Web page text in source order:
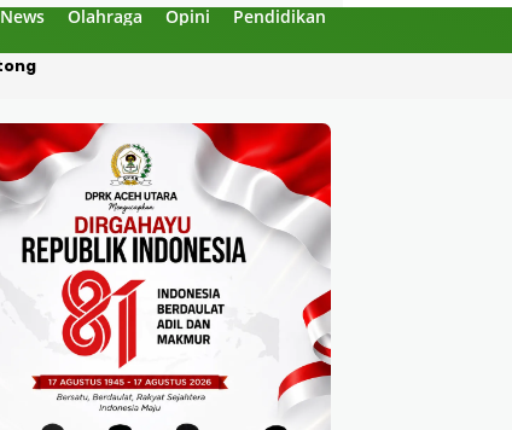
News Olahraga Opini Pendidikan